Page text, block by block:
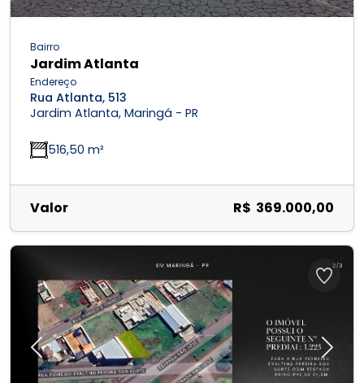
Bairro
Jardim Atlanta
Endereço
Rua Atlanta, 513
Jardim Atlanta, Maringá - PR
516,50 m²
Valor R$ 369.000,00
Previous Next